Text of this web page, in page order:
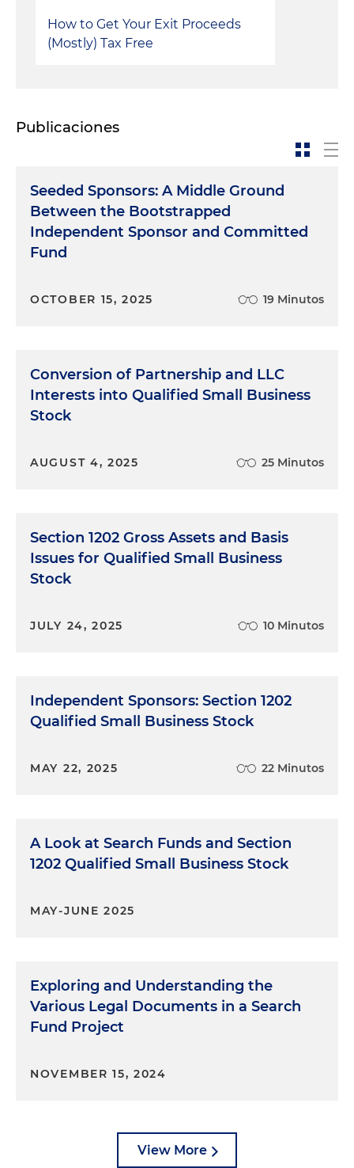
How to Get Your Exit Proceeds
(Mostly) Tax Free
Publicaciones
Seeded Sponsors: A Middle Ground
Between the Bootstrapped
Independent Sponsor and Committed
Fund
OCTOBER 15, 2025 19 Minutos
Conversion of Partnership and LLC
Interests into Qualified Small Business
Stock
AUGUST 4, 2025 25 Minutos
Section 1202 Gross Assets and Basis
Issues for Qualified Small Business
Stock
JULY 24, 2025 10 Minutos
Independent Sponsors: Section 1202
Qualified Small Business Stock
MAY 22, 2025 22 Minutos
A Look at Search Funds and Section
1202 Qualified Small Business Stock
MAY-JUNE 2025
Exploring and Understanding the
Various Legal Documents in a Search
Fund Project
NOVEMBER 15, 2024
View More